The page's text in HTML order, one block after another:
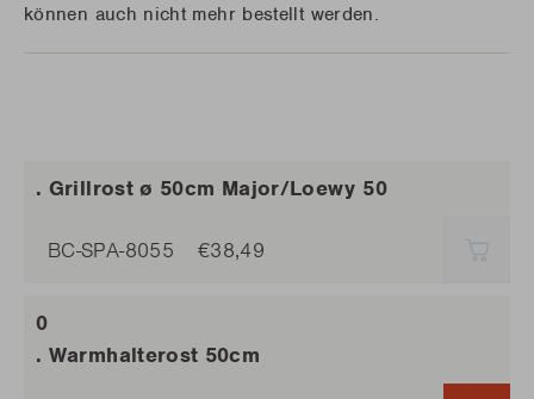
können auch nicht mehr bestellt werden.
. Warmhalterost 50cm
. Grillrost ø 50cm Major/Loewy 50
BC-SPA-8055 €38,49